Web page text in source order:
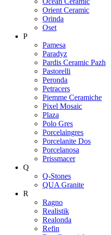
Orient Ceramic
Orinda
Oset
P
Pamesa
Paradyz
Pardis Ceramic Pazh
Pastorelli
Peronda
Petracers
Piemme Ceramiche
Pixel Mosaic
Plaza
Polo Gres
Porcelaingres
Porcelanite Dos
Porcelanosa
Prissmacer
Q
Q-Stones
QUA Granite
R
Ragno
Realistik
Realonda
Refin